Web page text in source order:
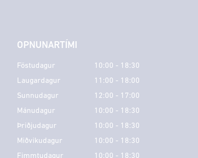
OPNUNARTÍMI
Föstudagur
10:00 - 18:30
Laugardagur
11:00 - 18:00
Sunnudagur
12:00 - 17:00
Mánudagur
10:00 - 18:30
Þriðjudagur
10:00 - 18:30
Miðvikudagur
10:00 - 18:30
Fimmtudagur
10:00 - 18:30